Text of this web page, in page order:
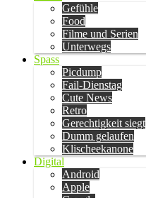
Gefühle
Food
Filme und Serien
Unterwegs
Spass
Picdump
Fail-Dienstag
Cute News
Retro
Gerechtigkeit siegt
Dumm gelaufen
Klischeekanone
Digital
Android
Apple